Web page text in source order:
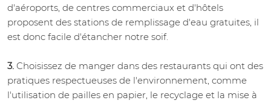
d'aéroports, de centres commerciaux et d'hôtels
proposent des stations de remplissage d'eau gratuites, il
est donc facile d'étancher notre soif.
3. Choisissez de manger dans des restaurants qui ont des
pratiques respectueuses de l'environnement, comme
l'utilisation de pailles en papier, le recyclage et la mise à